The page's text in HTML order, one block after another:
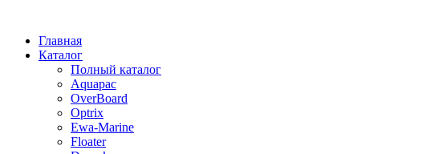
Главная
Каталог
Полный каталог
Aquapac
OverBoard
Optrix
Ewa-Marine
Floater